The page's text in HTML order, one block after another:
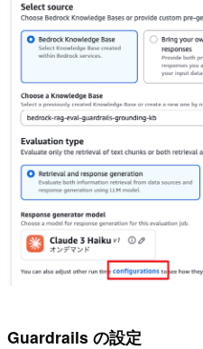
Guardrails の設定